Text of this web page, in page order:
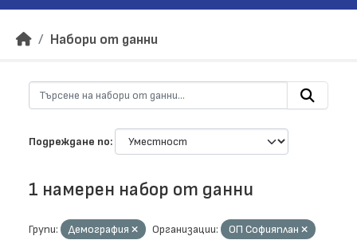
Набори от данни
Подреждане по
1 намерен набор от данни
Групи: Демография Организации:
ОП Софияплан